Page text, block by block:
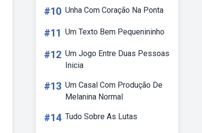
#10 Unha Com Coração Na Ponta
#11 Um Texto Bem Pequenininho
#12 Um Jogo Entre Duas Pessoas
Inicia
#13 Um Casal Com Produção De
Melanina Normal
#14 Tudo Sobre As Lutas